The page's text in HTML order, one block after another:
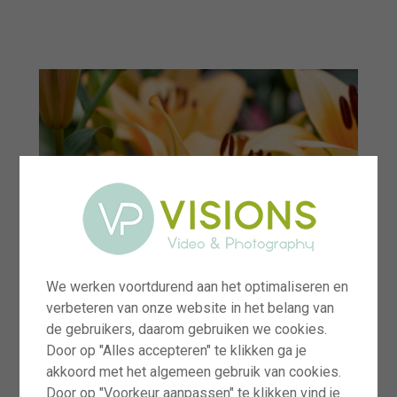
We werken voortdurend aan het optimaliseren en
verbeteren van onze website in het belang van
de gebruikers, daarom gebruiken we cookies.
Door op "Alles accepteren" te klikken ga je
akkoord met het algemeen gebruik van cookies.
Door op "Voorkeur aanpassen" te klikken vind je